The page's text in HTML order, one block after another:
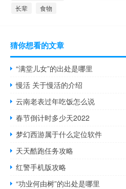
长辈 食物
猜你想看的文章
“满堂儿女”的出处是哪里
慢活 关于慢活的介绍
云南老表过年吃饭怎么说
春节倒计时多少天2022
梦幻西游属于什么定位软件
天天酷跑任务攻略
红警手机版攻略
“功业何由树”的出处是哪里